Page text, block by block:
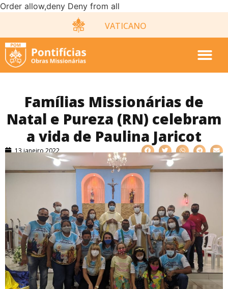
Order allow,deny Deny from all
VATICANO
Famílias Missionárias de
Natal e Pureza (RN) celebram
a vida de Paulina Jaricot
13 janeiro 2022